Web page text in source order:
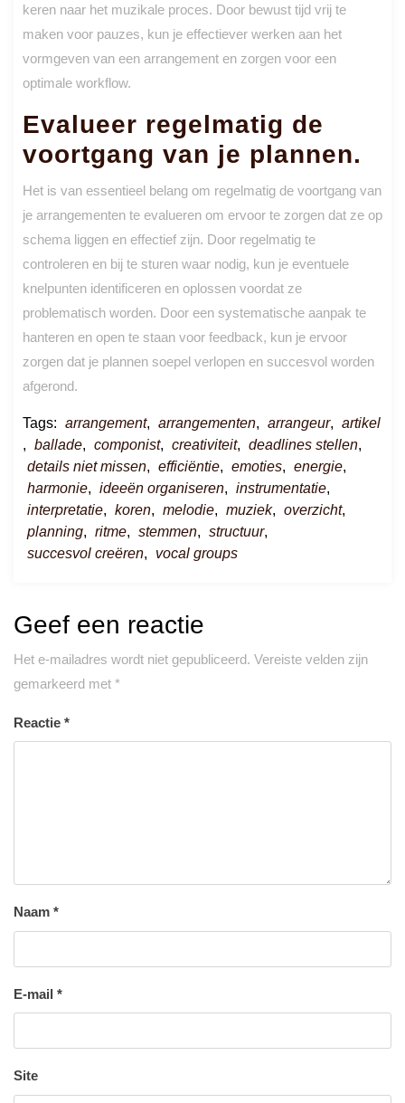
keren naar het muzikale proces. Door bewust tijd vrij te
maken voor pauzes, kun je effectiever werken aan het
vormgeven van een arrangement en zorgen voor een
optimale workflow.
Evalueer regelmatig de
voortgang van je plannen.
Het is van essentieel belang om regelmatig de voortgang van
je arrangementen te evalueren om ervoor te zorgen dat ze op
schema liggen en effectief zijn. Door regelmatig te
controleren en bij te sturen waar nodig, kun je eventuele
knelpunten identificeren en oplossen voordat ze
problematisch worden. Door een systematische aanpak te
hanteren en open te staan voor feedback, kun je ervoor
zorgen dat je plannen soepel verlopen en succesvol worden
afgerond.
Tags: arrangement, arrangementen, arrangeur, artikel
, ballade, componist, creativiteit, deadlines stellen,
details niet missen, efficiëntie, emoties, energie,
harmonie, ideeën organiseren, instrumentatie,
interpretatie, koren, melodie, muziek, overzicht,
planning, ritme, stemmen, structuur,
succesvol creëren, vocal groups
Geef een reactie
Het e-mailadres wordt niet gepubliceerd. Vereiste velden zijn
gemarkeerd met *
Reactie *
Naam *
E-mail *
Site